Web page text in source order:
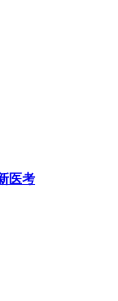
医考